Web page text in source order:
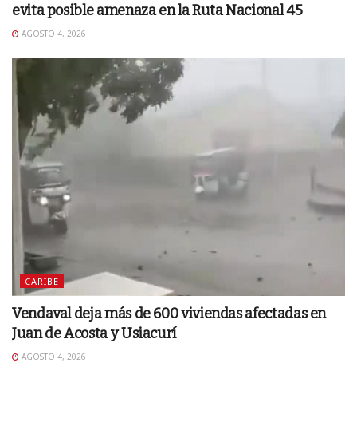
evita posible amenaza en la Ruta Nacional 45
AGOSTO 4, 2026
CARIBE
Vendaval deja más de 600 viviendas afectadas en
Juan de Acosta y Usiacurí
AGOSTO 4, 2026